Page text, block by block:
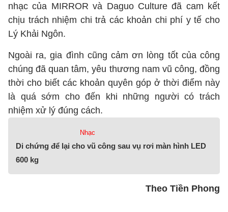
nhạc của MIRROR và Daguo Culture đã cam kết
chịu trách nhiệm chi trả các khoản chi phí y tế cho
Lý Khải Ngôn.
Ngoài ra, gia đình cũng cảm ơn lòng tốt của công
chúng đã quan tâm, yêu thương nam vũ công, đồng
thời cho biết các khoản quyên góp ở thời điểm này
là quá sớm cho đến khi những người có trách
nhiệm xử lý đúng cách.
Nhạc
Di chứng để lại cho vũ công sau vụ rơi màn hình LED
600 kg
Theo Tiền Phong